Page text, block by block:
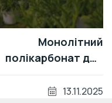
Монолітний
полікарбонат для
критих басейнів та
літніх майданчиків
13.11.2025